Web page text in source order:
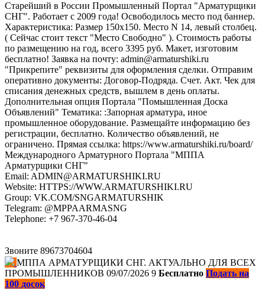
Старейший в России Промышленный Портал "Арматурщики
СНГ". Работает с 2009 года! Освободилось место под баннер.
Характеристика: Размер 150х150. Место N 14, левый столбец.
( Сейчас стоит текст "Место Свободно" ). Стоимость работы
по размещению на год, всего 3395 руб. Макет, изготовим
бесплатно! Заявка на почту: admin@armaturshiki.ru
"Прикрепите" реквизиты для оформления сделки. Отправим
оперативно документы: Договор-Подряда. Счет. Акт. Чек для
списания денежных средств, вышлем в день оплаты.
Дополнительная опция Портала "Помышленная Доска
Объявлений" Тематика: :Запорная арматура, иное
промышленное оборудование. Размещайте информацию без
регистрации, бесплатно. Количество объявлений, не
ограничено. Прямая ссылка: https://www.armaturshiki.ru/board/
Международного Арматурного Портала "МППА
Арматурщики СНГ"
Email: ADMIN@ARMATURSHIKI.RU
Website: HTTPS://WWW.ARMATURSHIKI.RU
Group: VK.COM/SNGARMATURSHIK
Telegram: @MPPAARMASNG
Telephone: +7 967-370-46-04
Звоните 89673704604
МППА АРМАТУРЩИКИ СНГ. АКТУАЛЬНО ДЛЯ ВСЕХ
ПРОМЫШЛЕННИКОВ 09/07/2026 9 Бесплатно Подать на
100 досок